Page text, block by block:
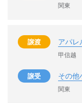
関東
譲渡 アパレ
甲信越
譲受 その他
関東